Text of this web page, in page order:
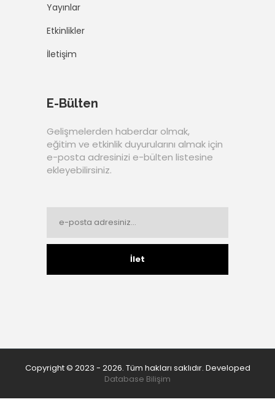
Yayınlar
Etkinlikler
İletişim
E-Bülten
Gelişmelerden haberdar olmak,
eğitim ve etkinlik duyurularını almak için
e-posta adresinizi e-bülten listesine
ekleyebilirsiniz.
İlet
Copyright © 2023 - 2026. Tüm hakları saklıdır. Developed
Database Bilişim